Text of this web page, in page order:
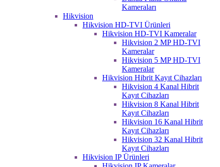
Kameraları
Hikvision
Hikvision HD-TVI Ürünleri
Hikvision HD-TVI Kameralar
Hikvision 2 MP HD-TVI
Kameralar
Hikvision 5 MP HD-TVI
Kameralar
Hikvision Hibrit Kayıt Cihazları
Hikvision 4 Kanal Hibrit
Kayıt Cihazları
Hikvision 8 Kanal Hibrit
Kayıt Cihazları
Hikvision 16 Kanal Hibrit
Kayıt Cihazları
Hikvision 32 Kanal Hibrit
Kayıt Cihazları
Hikvision IP Ürünleri